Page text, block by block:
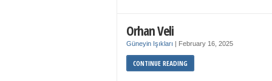
Orhan Veli
Güneyin Işıkları February 16, 2025
CONTINUE READING